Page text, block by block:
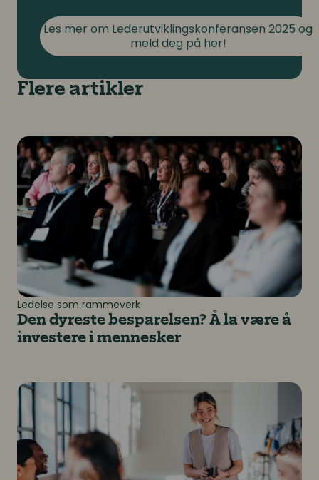
Les mer om Lederutviklingskonferansen 2025 og
meld deg på her!
Flere artikler
Ledelse som rammeverk
Den dyreste besparelsen? Å la være å
investere i mennesker
Den dyreste besparelsen? Å la være å investere i
Kan investeringer i ansatte forutsi fremtidig vekst og